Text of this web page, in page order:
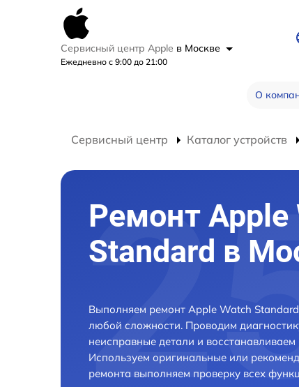
Сервисный центр Apple в Москве
Ежедневно с 9:00 до 21:00
О
Сервисный центр Каталог устройств
Ремонт Apple
Standard в
Выполняем ремонт Apple Watch
любой сложности. Проводим
неисправные детали и
Используем оригинальные или
ремонта выполняем проверку всех